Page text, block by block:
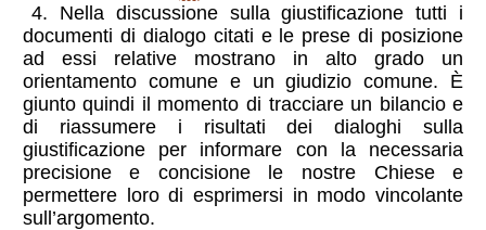
4. Nella discussione sulla giustificazione tutti i
documenti di dialogo citati e le prese di posizione
ad essi relative mostrano in alto grado un
orientamento comune e un giudizio comune. È
giunto quindi il momento di tracciare un bilancio e
di riassumere i risultati dei dialoghi sulla
giustificazione per informare con la necessaria
precisione e concisione le nostre Chiese e
permettere loro di esprimersi in modo vincolante
sull’argomento.